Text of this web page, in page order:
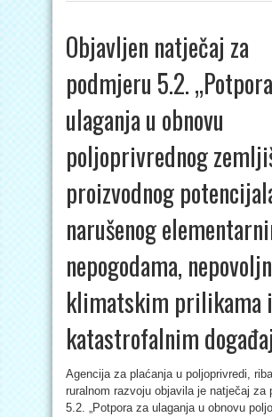
Objavljen natječaj za
podmjeru 5.2.
ulaganja u obnovu
poljoprivrednog
proizvodnog
narušenog
nepogodama,
klimatskim prilikama i
katastrofalnim
Agencija za plaćanja u poljoprivredi,
ruralnom razvoju objavila je natječaj za
5.2. „Potpora za ulaganja u obnovu